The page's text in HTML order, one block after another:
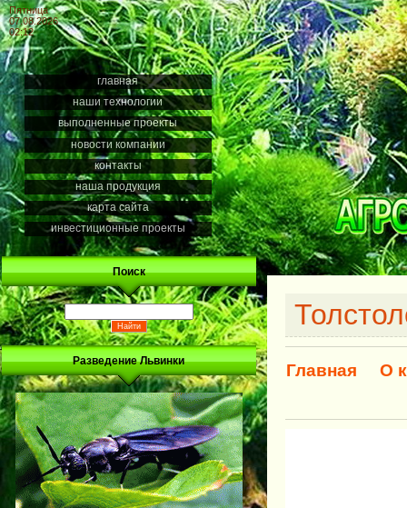
Пятница
07.08.2026
02:12
главная
наши технологии
выполненные проекты
новости компании
контакты
наша продукция
карта сайта
инвестиционные проекты
Поиск
Разведение Львинки Главная О